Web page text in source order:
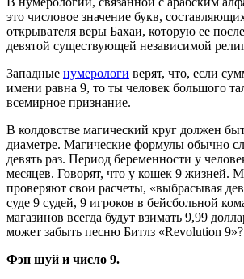
это числовое значение букв,
открывателя веры Бахаи, которую ее
девятой существующей независимой
Западные нумерологи верят, что, если
имени равна 9, то ты человек большого
всемирное признание.
В колдовстве магический круг должен
диаметре. Магические формулы обычно
девять раз. Период беременности у
месяцев. Говорят, что у кошек 9 жизней.
проверяют свои расчеты, «выбрасывая
суде 9 судей, 9 игроков в бейсбольной
магазинов всегда будут взимать 9,99
может забыть песню Битлз «Revolution 9»?
Фэн шуй и число 9.